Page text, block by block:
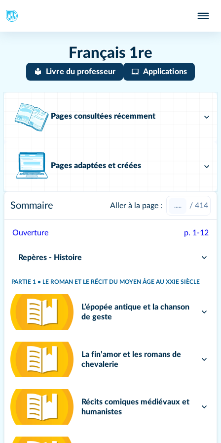
Français 1re
Livre du professeur Applications
Pages consultées récemment
Pages adaptées et créées
Sommaire Aller à la page : / 414
Ouverture p. 1-12
Repères - Histoire
PARTIE 1 • LE ROMAN ET LE RÉCIT DU MOYEN ÂGE AU XXIE SIÈCLE
L’épopée antique et la chanson
de geste
La fin’amor et les romans de
chevalerie
Récits comiques médiévaux et
humanistes